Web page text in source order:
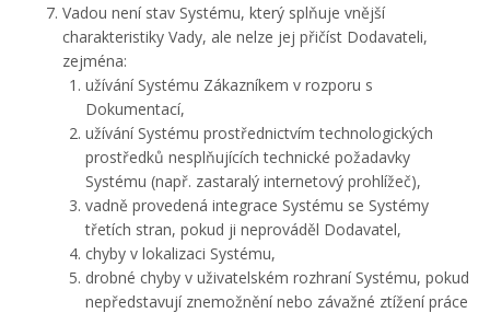
Vadou není stav Systému, který splňuje vnější
charakteristiky Vady, ale nelze jej přičíst Dodavateli,
zejména:
užívání Systému Zákazníkem v rozporu s
Dokumentací,
užívání Systému prostřednictvím technologických
prostředků nesplňujících technické požadavky
Systému (např. zastaralý internetový prohlížeč),
vadně provedená integrace Systému se Systémy
třetích stran, pokud ji neprováděl Dodavatel,
chyby v lokalizaci Systému,
drobné chyby v uživatelském rozhraní Systému, pokud
nepředstavují znemožnění nebo závažné ztížení práce